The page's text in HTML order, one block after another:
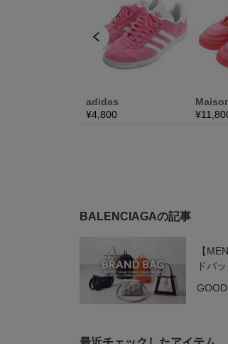
BALENCIAGAの記事
【
ドバ